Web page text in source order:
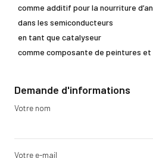
comme additif pour la nourriture
dans les semiconducteurs
en tant que catalyseur
comme composante de peintures et
Demande d'informations
Votre nom
Votre e-mail